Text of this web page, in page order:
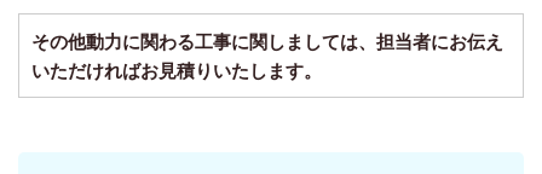
その他動力に関わる工事に関しましては、担当者にお伝え
いただければお見積りいたします。